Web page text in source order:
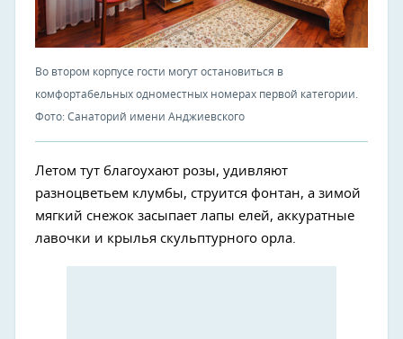
Во втором корпусе гости могут остановиться в
комфортабельных одноместных номерах первой категории.
Фото: Санаторий имени Анджиевского
Летом тут благоухают розы, удивляют
разноцветьем клумбы, струится фонтан, а зимой
мягкий снежок засыпает лапы елей, аккуратные
лавочки и крылья скульптурного орла.